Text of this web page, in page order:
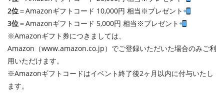
2位＝Amazonギフトコード 10,000円 相当※プレゼント
3位＝Amazonギフトコード 5,000円 相当※プレゼント
※Amazonギフト券につきましては、
Amazon（www.amazon.co.jp）でご登録いただいた場合のみご利
用いただけます。
※Amazonギフトコードはイベント終了後2ヶ月以内に付与いたし
ます。